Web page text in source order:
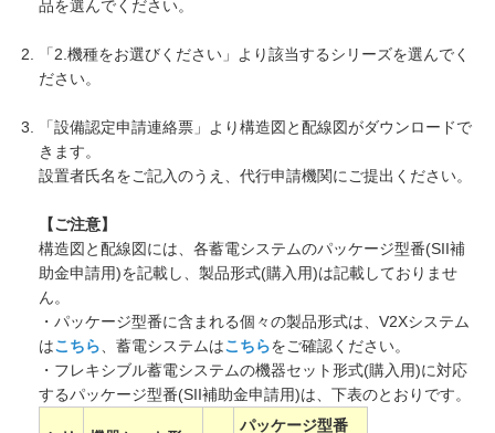
品を選んでください。
「2.機種をお選びください」より該当するシリーズを選んでく
ださい。
「設備認定申請連絡票」より構造図と配線図がダウンロードで
きます。
設置者氏名をご記入のうえ、代行申請機関にご提出ください。
【ご注意】
構造図と配線図には、各蓄電システムのパッケージ型番(SII補
助金申請用)を記載し、製品形式(購入用)は記載しておりませ
ん。
・パッケージ型番に含まれる個々の製品形式は、V2Xシステム
はこちら 、蓄電システムはこちらをご確認ください。
・フレキシブル蓄電システムの機器セット形式(購入用)に対応
するパッケージ型番(SII補助金申請用)は、下表のとおりです。
パッケージ型番